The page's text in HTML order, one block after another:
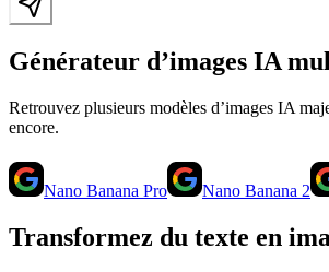
Générateur d’images IA
Retrouvez plusieurs modèles d’images IA
encore.
Nano Banana Pro Nano Banana 2
Transformez du texte en